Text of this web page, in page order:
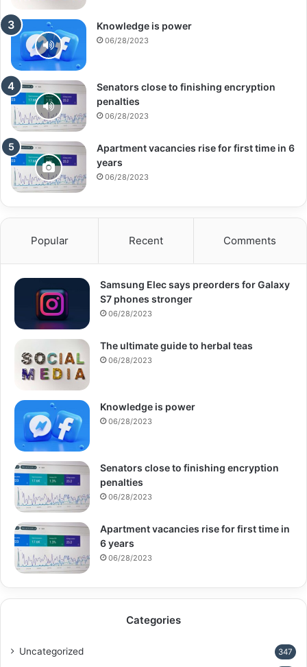
Knowledge is power
06/28/2023
Senators close to finishing encryption
penalties
06/28/2023
Apartment vacancies rise for first time in 6
years
06/28/2023
Popular Recent Comments
Samsung Elec says preorders for Galaxy
S7 phones stronger
06/28/2023
The ultimate guide to herbal teas
06/28/2023
Knowledge is power
06/28/2023
Senators close to finishing encryption
penalties
06/28/2023
Apartment vacancies rise for first time in
6 years
06/28/2023
Categories
Uncategorized 347